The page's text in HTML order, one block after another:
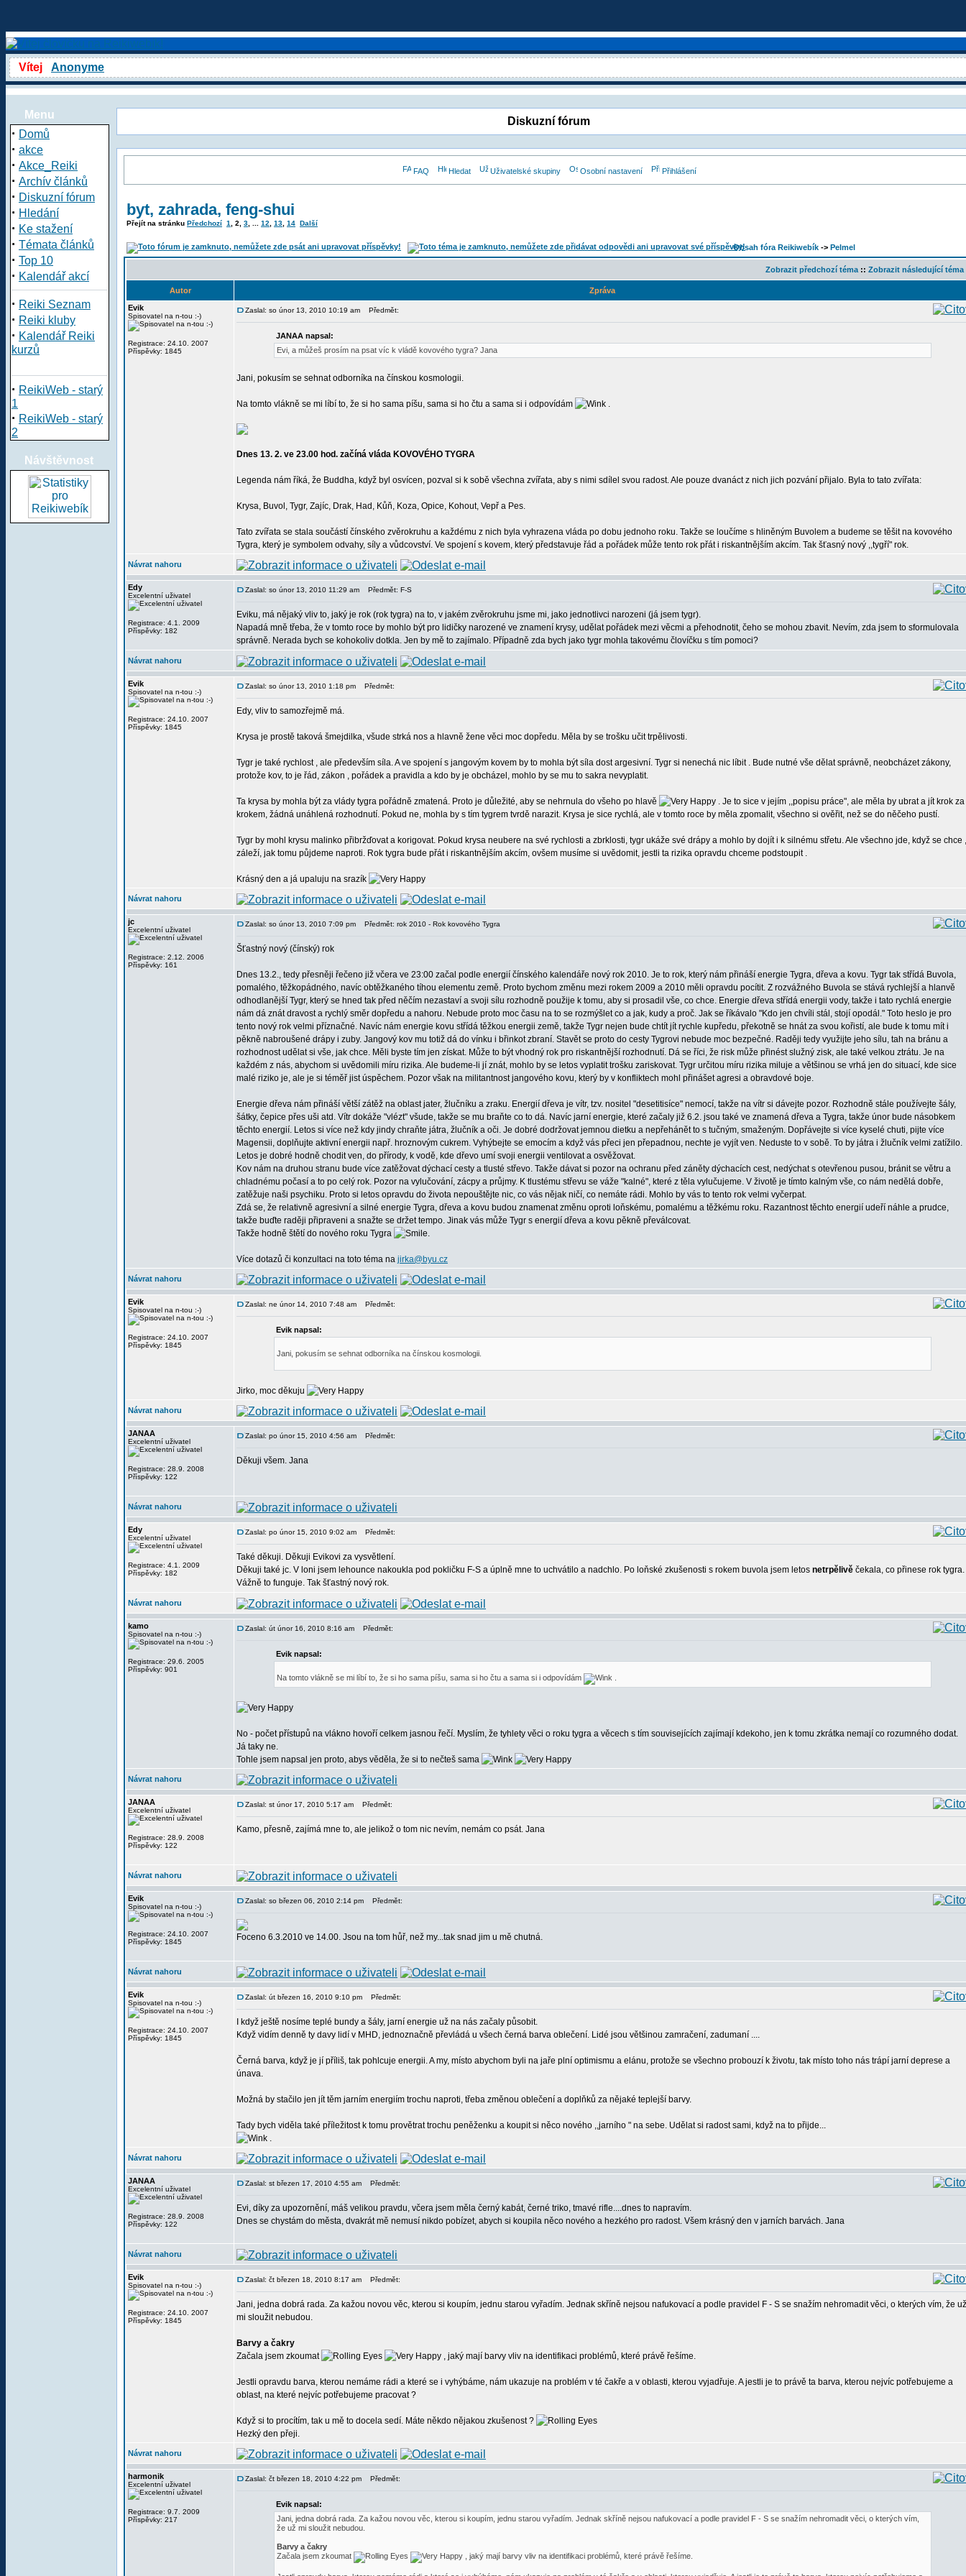
Vítej Anonyme
Menu
· Domů
· akce
· Akce_Reiki
· Archív článků
· Diskuzní fórum
· Hledání
· Ke stažení
· Témata článků
· Top 10
· Kalendář akcí
· Reiki Seznam
· Reiki kluby
· Kalendář Reiki
kurzů
· ReikiWeb - starý
1
· ReikiWeb - starý
2
Návštěvnost
Diskuzní fórum
FAQ Hledat Uživatelské skupiny Osobní nastavení Přihlášení
byt, zahrada, feng-shui
Přejít na stránku Předchozí 1 2 3 12 13 14 Další
Obsah fóra Reikiwebík -> Pelmel
Zobrazit předchozí téma :: Zobrazit následující téma
Autor
Zpráva
Evik
Spisovatel na n-tou :-)
Registrace: 24.10. 2007
Příspěvky: 1845
Zaslal: so únor 13, 2010 10:19 am Předmět:
JANAA napsal:
Evi, a můžeš prosím na psat víc k vládě kovového tygra? Jana
Jani, pokusím se sehnat odborníka na čínskou kosmologii.
Na tomto vlákně se mi líbí to, že si ho sama píšu, sama si ho čtu a sama si i odpovídám .
Dnes 13. 2. ve 23.00 hod. začíná vláda KOVOVÉHO TYGRA
Legenda nám říká, že Buddha, když byl osvícen, pozval si k sobě všechna zvířata, aby s nimi sdílel svou radost. Ale pouze dvanáct z nich jich pozvání přijalo. Byla to tato zvířata:
Krysa, Buvol, Tygr, Zajíc, Drak, Had, Kůň, Koza, Opice, Kohout, Vepř a Pes.
Tato zvířata se stala součástí čínského zvěrokruhu a každému z nich byla vyhrazena vláda po dobu jednoho roku. Takže se loučíme s hliněným Buvolem a budeme se těšit na kovového
Tygra, který je symbolem odvahy, síly a vůdcovství. Ve spojení s kovem, který představuje řád a pořádek může tento rok přát i riskantnějším akcím. Tak šťasný nový ,,tygří" rok.
Návrat nahoru
Edy
Excelentní uživatel
Registrace: 4.1. 2009
Příspěvky: 182
Zaslal: so únor 13, 2010 11:29 am Předmět: F-S
Eviku, má nějaký vliv to, jaký je rok (rok tygra) na to, v jakém zvěrokruhu jsme mi, jako jednotlivci narozeni (já jsem tygr).
Napadá mně třeba, že v tomto roce by mohlo být pro lidičky narozené ve znamení krysy, udělat pořádek mezi věcmi a přehodnotit, čeho se mohou zbavit. Nevím, zda jsem to sformulovala
správně. Nerada bych se kohokoliv dotkla. Jen by mě to zajímalo. Případně zda bych jako tygr mohla takovému človíčku s tím pomoci?
Návrat nahoru
Evik
Spisovatel na n-tou :-)
Registrace: 24.10. 2007
Příspěvky: 1845
Zaslal: so únor 13, 2010 1:18 pm Předmět:
Edy, vliv to samozřejmě má.
Krysa je prostě taková šmejdilka, všude strká nos a hlavně žene věci moc dopředu. Měla by se trošku učit trpělivosti.
Tygr je také rychlost , ale především síla. A ve spojení s jangovým kovem by to mohla být síla dost argesivní. Tygr si nenechá nic líbit . Bude nutné vše dělat správně, neobcházet zákony,
protože kov, to je řád, zákon , pořádek a pravidla a kdo by je obcházel, mohlo by se mu to sakra nevyplatit.
Ta krysa by mohla být za vlády tygra pořádně zmatená. Proto je důležité, aby se nehrnula do všeho po hlavě
. Je to sice v jejím ,,popisu práce", ale měla by ubrat a jít krok za
krokem, žádná unáhlená rozhodnutí. Pokud ne, mohla by s tím tygrem tvrdě narazit. Krysa je sice rychlá, ale v tomto roce by měla zpomalit, všechno si ověřit, než se do něčeho pustí.
Tygr by mohl krysu malinko přibržďovat a korigovat. Pokud krysa neubere na své rychlosti a zbrklosti, tygr ukáže své drápy a mohlo by dojít i k silnému střetu. Ale všechno jde, když se chce ,
záleží, jak tomu půjdeme naproti. Rok tygra bude přát i riskantnějším akcím, ovšem musíme si uvědomit, jestli ta rizika opravdu chceme podstoupit .
Krásný den a já upaluju na srazík
Návrat nahoru
jc
Excelentní uživatel
Registrace: 2.12. 2006
Příspěvky: 161
Zaslal: so únor 13, 2010 7:09 pm Předmět: rok 2010 - Rok kovového Tygra
Šťastný nový (čínský) rok
Dnes 13.2., tedy přesněji řečeno již včera ve 23:00 začal podle energií čínského kalendáře nový rok 2010. Je to rok, který nám přináší energie Tygra, dřeva a kovu. Tygr tak střídá Buvola,
pomalého, těžkopádného, navíc obtěžkaného tíhou elementu země. Proto bychom změnu mezi rokem 2009 a 2010 měli opravdu pocítit. Z rozvážného Buvola se stává rychlejší a hlanvě
odhodlanější Tygr, který se hned tak před něčím nezastaví a svoji sílu rozhodně použije k tomu, aby si prosadil vše, co chce. Energie dřeva střídá energii vody, takže i tato rychlá energie
nám dá znát dravost a rychlý směr dopředu a nahoru. Nebude proto moc času na to se rozmýšlet co a jak, kudy a proč. Jak se říkávalo "Kdo jen chvíli stál, stojí opodál." Toto heslo je pro
tento nový rok velmi příznačné. Navíc nám energie kovu střídá těžkou energii země, takže Tygr nejen bude chtít jít rychle kupředu, překotně se hnát za svou kořistí, ale bude k tomu mít i
pěkně nabroušené drápy i zuby. Jangový kov mu totiž dá do vínku i břinkot zbraní. Stavět se proto do cesty Tygrovi nebude moc bezpečné. Raději tedy využijte jeho sílu, tah na bránu a
rozhodnost udělat si vše, jak chce. Měli byste tím jen získat. Může to být vhodný rok pro riskantnější rozhodnutí. Dá se říci, že risk může přinést služný zisk, ale také velkou ztrátu. Je na
každém z nás, abychom si uvědomili míru rizika. Ale budeme-li jí znát, mohlo by se letos vyplatit trošku zariskovat. Tygr určitou míru rizika miluje a většinou se vrhá jen do situací, kde sice
malé riziko je, ale je si téměř jist úspěchem. Pozor však na militantnost jangového kovu, který by v konfliktech mohl přinášet agresi a obravdové boje.
Energie dřeva nám přináší větší zátěž na oblast jater, žlučníku a zraku. Energií dřeva je vítr, tzv. nositel "desetitisíce" nemocí, takže na vítr si dávejte pozor. Rozhodně stále používejte šály,
šátky, čepice přes uši atd. Vítr dokáže "vlézt" všude, takže se mu braňte co to dá. Navíc jarní energie, které začaly již 6.2. jsou také ve znamená dřeva a Tygra, takže únor bude násobkem
těchto energií. Letos si více než kdy jindy chraňte játra, žlučník a oči. Je dobré dodržovat jemnou dietku a nepřehánět to s tučným, smaženým. Dopřávejte si více kyselé chuti, pijte více
Magensii, doplňujte aktivní energii např. hroznovým cukrem. Vyhýbejte se emocím a když vás přeci jen přepadnou, nechte je vyjít ven. Neduste to v sobě. To by játra i žlučník velmi zatížilo.
Letos je dobré hodně chodit ven, do přírody, k vodě, kde dřevo umí svoji energii ventilovat a osvěžovat.
Kov nám na druhou stranu bude více zatěžovat dýchací cesty a tlusté střevo. Takže dávat si pozor na ochranu před záněty dýchacích cest, nedýchat s otevřenou pusou, bránit se větru a
chladnému počasí a to po celý rok. Pozor na vylučování, zácpy a průjmy. K tlustému střevu se váže "kalné", které z těla vylučujeme. V životě je tímto kalným vše, co nám nedělá dobře,
zatěžuje naši psychiku. Proto si letos opravdu do života nepouštějte nic, co vás nějak ničí, co nemáte rádi. Mohlo by vás to tento rok velmi vyčerpat.
Zdá se, že relativně agresivní a silné energie Tygra, dřeva a kovu budou znamenat změnu oproti loňskému, pomalému a těžkému roku. Razantnost těchto energií udeří náhle a prudce,
takže buďte raději připraveni a snažte se držet tempo. Jinak vás může Tygr s energií dřeva a kovu pěkně převálcovat.
Takže hodně štětí do nového roku Tygra
.
Více dotazů či konzultaci na toto téma na jirka@byu.cz
Návrat nahoru
Evik
Spisovatel na n-tou :-)
Registrace: 24.10. 2007
Příspěvky: 1845
Zaslal: ne únor 14, 2010 7:48 am Předmět:
Evik napsal:
Jani, pokusím se sehnat odborníka na čínskou kosmologii.
Jirko, moc děkuju
Návrat nahoru
JANAA
Excelentní uživatel
Registrace: 28.9. 2008
Příspěvky: 122
Zaslal: po únor 15, 2010 4:56 am Předmět:
Děkuji všem. Jana
Návrat nahoru
Edy
Excelentní uživatel
Registrace: 4.1. 2009
Příspěvky: 182
Zaslal: po únor 15, 2010 9:02 am Předmět:
Také děkuji. Děkuji Evikovi za vysvětlení.
Děkuji také jc. V loni jsem lehounce nakoukla pod pokličku F-S a úplně mne to uchvátilo a nadchlo. Po loňské zkušenosti s rokem buvola jsem letos netrpělivě čekala, co přinese rok tygra.
Vážně to funguje. Tak šťastný nový rok.
Návrat nahoru
kamo
Spisovatel na n-tou :-)
Registrace: 29.6. 2005
Příspěvky: 901
Zaslal: út únor 16, 2010 8:16 am Předmět:
Evik napsal:
Na tomto vlákně se mi líbí to, že si ho sama píšu, sama si ho čtu a sama si i odpovídám
No - počet přístupů na vlákno hovoří celkem jasnou řečí. Myslím, že tyhlety věci o roku tygra a věcech s tím souvisejících zajímají kdekoho, jen k tomu zkrátka nemají co rozumného dodat.
Já taky ne.
Tohle jsem napsal jen proto, abys věděla, že si to nečteš sama
Návrat nahoru
JANAA
Excelentní uživatel
Registrace: 28.9. 2008
Příspěvky: 122
Zaslal: st únor 17, 2010 5:17 am Předmět:
Kamo, přesně, zajímá mne to, ale jelikož o tom nic nevím, nemám co psát. Jana
Návrat nahoru
Evik
Spisovatel na n-tou :-)
Registrace: 24.10. 2007
Příspěvky: 1845
Zaslal: so březen 06, 2010 2:14 pm Předmět:
Foceno 6.3.2010 ve 14.00. Jsou na tom hůř, než my...tak snad jim u mě chutná.
Návrat nahoru
Evik
Spisovatel na n-tou :-)
Registrace: 24.10. 2007
Příspěvky: 1845
Zaslal: út březen 16, 2010 9:10 pm Předmět:
I když ještě nosíme teplé bundy a šály, jarní energie už na nás začaly působit.
Když vidím denně ty davy lidí v MHD, jednoznačně převládá u všech černá barva oblečení. Lidé jsou většinou zamračení, zadumaní ....
Černá barva, když je jí příliš, tak pohlcuje energii. A my, místo abychom byli na jaře plní optimismu a elánu, protože se všechno probouzí k životu, tak místo toho nás trápí jarní deprese a
únava.
Možná by stačilo jen jít těm jarním energiím trochu naproti, třeba změnou oblečení a doplňků za nějaké teplejší barvy.
Tady bych viděla také příležitost k tomu provětrat trochu peněženku a koupit si něco nového ,,jarního " na sebe. Udělat si radost sami, když na to přijde...
.
Návrat nahoru
JANAA
Excelentní uživatel
Registrace: 28.9. 2008
Příspěvky: 122
Zaslal: st březen 17, 2010 4:55 am Předmět:
Evi, díky za upozornění, máš velikou pravdu, včera jsem měla černý kabát, černé triko, tmavé rifle....dnes to napravím.
Dnes se chystám do města, dvakrát mě nemusí nikdo pobízet, abych si koupila něco nového a hezkého pro radost. Všem krásný den v jarních barvách. Jana
Návrat nahoru
Evik
Spisovatel na n-tou :-)
Registrace: 24.10. 2007
Příspěvky: 1845
Zaslal: čt březen 18, 2010 8:17 am Předmět:
Jani, jedna dobrá rada. Za kažou novou věc, kterou si koupím, jednu starou vyřadím. Jednak skříně nejsou nafukovací a podle pravidel F - S se snažím nehromadit věci, o kterých vím, že už
mi sloužit nebudou.
Barvy a čakry
Začala jsem zkoumat
, jaký mají barvy vliv na identifikaci problémů, které právě řešíme.
Jestli opravdu barva, kterou nemáme rádi a které se i vyhýbáme, nám ukazuje na problém v té čakře a v oblasti, kterou vyjadřuje. A jestli je to právě ta barva, kterou nejvíc potřebujeme a
oblast, na které nejvíc potřebujeme pracovat ?
Když si to procítím, tak u mě to docela sedí. Máte někdo nějakou zkušenost ?
Hezký den přeji.
Návrat nahoru
harmonik
Excelentní uživatel
Registrace: 9.7. 2009
Příspěvky: 217
Zaslal: čt březen 18, 2010 4:22 pm Předmět:
Evik napsal:
Jani, jedna dobrá rada. Za kažou novou věc, kterou si koupím, jednu starou vyřadím. Jednak skříně nejsou nafukovací a podle pravidel F - S se snažím nehromadit věci, o kterých vím,
že už mi sloužit nebudou.
Barvy a čakry
Začala jsem zkoumat
, jaký mají barvy vliv na identifikaci problémů, které právě řešíme.